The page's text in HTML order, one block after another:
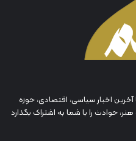
اخبار سیاسی، اقتصادی، حوزه
حوادث را با شما به اشتراک بگذارد